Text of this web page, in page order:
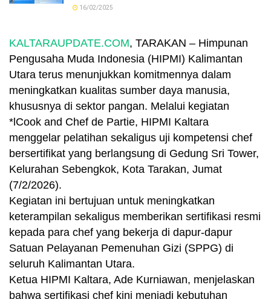
16/02/2025
KALTARAUPDATE.COM, TARAKAN – Himpunan
Pengusaha Muda Indonesia (HIPMI) Kalimantan
Utara terus menunjukkan komitmennya dalam
meningkatkan kualitas sumber daya manusia,
khususnya di sektor pangan. Melalui kegiatan
*lCook and Chef de Partie, HIPMI Kaltara
menggelar pelatihan sekaligus uji kompetensi chef
bersertifikat yang berlangsung di Gedung Sri Tower,
Kelurahan Sebengkok, Kota Tarakan, Jumat
(7/2/2026).
Kegiatan ini bertujuan untuk meningkatkan
keterampilan sekaligus memberikan sertifikasi resmi
kepada para chef yang bekerja di dapur-dapur
Satuan Pelayanan Pemenuhan Gizi (SPPG) di
seluruh Kalimantan Utara.
Ketua HIPMI Kaltara, Ade Kurniawan, menjelaskan
bahwa sertifikasi chef kini menjadi kebutuhan